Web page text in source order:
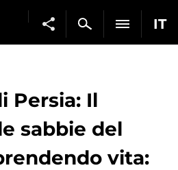
IT
Persia: Il
sabbie del
vita: